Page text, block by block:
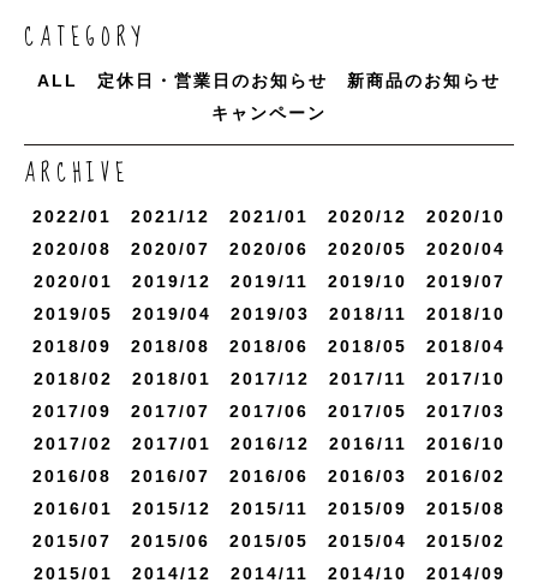
CATEGORY
ALL 定休日・営業日のお知らせ
新商品のお知らせ
キャンペーン
ARCHIVE
2022/ 1 2021/12 2021/ 1 2020/12 2020/10
2020/
8 2020/ 7 2020/ 6 2020/ 5 2020/
4
2020/
1 2019/12 2019/11 2019/10 2019/
7
2019/
5 2019/ 4 2019/ 3 2018/11 2018/10
2018/
9 2018/ 8 2018/ 6 2018/ 5 2018/
4
2018/
2 2018/ 1 2017/12 2017/11 2017/10
2017/
9 2017/ 7 2017/ 6 2017/ 5 2017/
3
2017/
2 2017/ 1 2016/12 2016/11 2016/10
2016/
8 2016/ 7 2016/ 6 2016/ 3 2016/
2
2016/
1 2015/12 2015/11 2015/ 9 2015/
8
2015/
7 2015/ 6 2015/ 5 2015/ 4 2015/
2
2015/
1 2014/12 2014/11 2014/10 2014/
9